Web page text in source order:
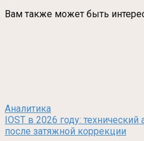
Вам также может быть
Аналитика
IOST в 2026 году:
после затяжной коррекции